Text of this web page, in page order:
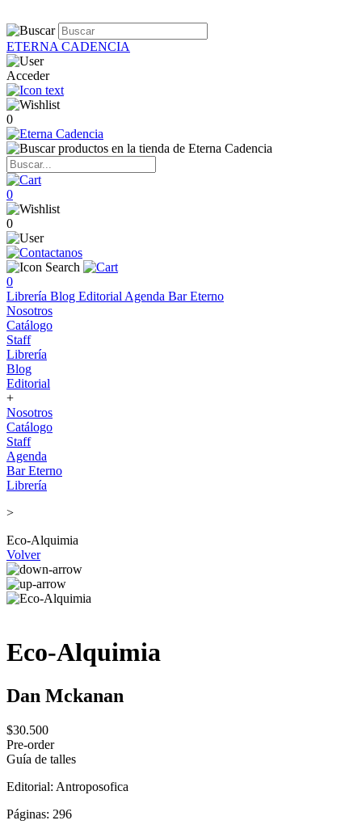
ETERNA CADENCIA
Acceder
0
0
0
0
Librería Blog Editorial Agenda Bar Eterno
Nosotros
Catálogo
Staff
Librería
Blog
Editorial
+
Nosotros
Catálogo
Staff
Agenda
Bar Eterno
Librería
>
Eco-Alquimia
Volver
Eco-Alquimia
Dan Mckanan
$30.500
Pre-order
Guía de talles
Editorial: Antroposofica
Páginas: 296